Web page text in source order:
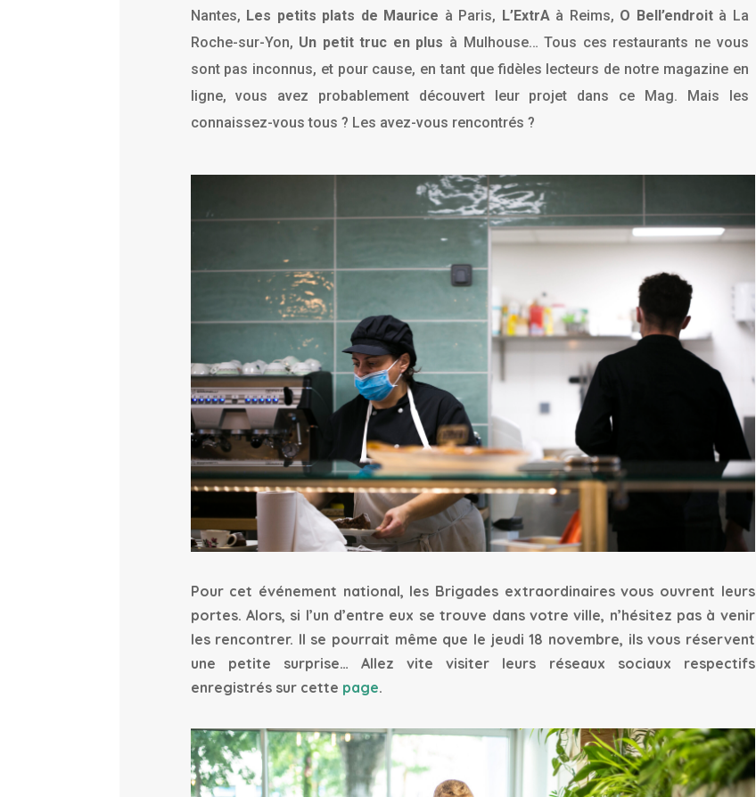
Nantes, Les petits plats de Maurice à Paris, L’ExtrA à Reims, O Bell’endroità La
Roche-sur-Yon, Un petit truc en plus à Mulhouse… Tous ces restaurants ne vous
sont pas inconnus, et pour cause, en tant que fidèles lecteurs de notre magazine en
ligne, vous avez probablement découvert leur projet dans ce Mag. Mais les
connaissez-vous tous ? Les avez-vous rencontrés ?
Pour cet événement national, les Brigades extraordinaires vous ouvrent leurs
portes. Alors, si l’un d’entre eux se trouve dans votre ville, n’hésitez pas à venir
les rencontrer. Il se pourrait même que le jeudi 18 novembre, ils vous réservent
une petite surprise… Allez vite visiter leurs réseaux sociaux respectifs
enregistrés sur cette page.